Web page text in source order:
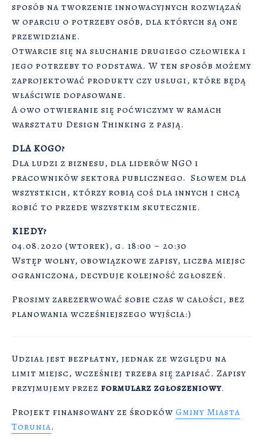
sposób na tworzenie innowacyjnych rozwiązań
w oparciu o potrzeby osób, dla których są one
przewidziane.
Otwarcie się na słuchanie drugiego człowieka i
jego potrzeby to podstawa. W ten sposób możemy
zaprojektować produkty czy usługi, które będą
właściwie dopasowane.
A owo otwieranie się poćwiczymy w ramach
warsztatu Design Thinking z pasją.
DLA KOGO?
Dla ludzi z biznesu, dla liderów NGO i
pracowników sektora publicznego. Słowem dla
wszystkich, którzy robią coś dla innych i chcą
robić to przede wszystkim skutecznie.
KIEDY?
04.08.2020 (wtorek), g. 18:00 – 20:30
Wstęp wolny, obowiązkowe zapisy, liczba miejsc
ograniczona, decyduje kolejność zgłoszeń.
Prosimy zarezerwować sobie czas w całości, bez
planowania wcześniejszego wyjścia:)
Udział jest bezpłatny, jednak ze względu na
limit miejsc, wcześniej trzeba się zapisać. Zapisy
przyjmujemy przez formularz zgłoszeniowy.
Projekt finansowany ze środków Gminy Miasta
Torunia.